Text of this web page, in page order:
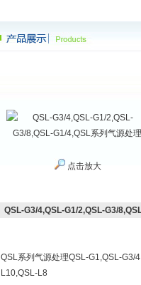
点击放大
QSL-G3/4,QSL-G1/2,QSL-G3/
QSL系列气源处理QSL-G1,QSL-G3/
L10,QSL-L8